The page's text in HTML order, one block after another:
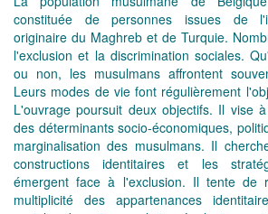
constituée de personnes issues de
originaire du Maghreb et de Turquie.
l'exclusion et la discrimination sociales.
ou non, les musulmans affrontent
Leurs modes de vie font régulièrement
L'ouvrage poursuit deux objectifs. Il vise
des déterminants socio-économiques,
marginalisation des musulmans. Il
constructions identitaires et les
émergent face à l'exclusion. Il tente de
multiplicité des appartenances